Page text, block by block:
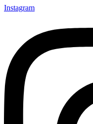
Instagram